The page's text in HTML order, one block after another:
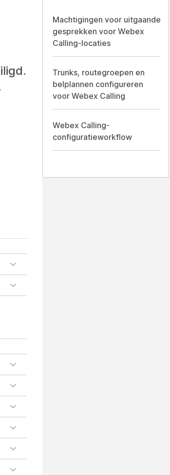
Machtigingen voor uitgaande
gesprekken voor Webex
Calling-locaties
Trunks, routegroepen en
belplannen configureren
voor Webex Calling
Webex Calling-
configuratieworkflow